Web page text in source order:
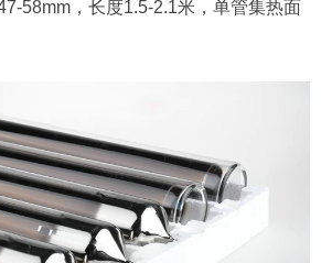
58mm，长度1.5-2.1米，单管集热面